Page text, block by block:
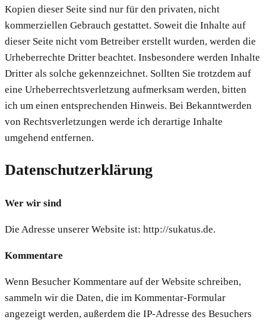
Kopien dieser Seite sind nur für den privaten, nicht
kommerziellen Gebrauch gestattet. Soweit die Inhalte auf
dieser Seite nicht vom Betreiber erstellt wurden, werden die
Urheberrechte Dritter beachtet. Insbesondere werden Inhalte
Dritter als solche gekennzeichnet. Sollten Sie trotzdem auf
eine Urheberrechtsverletzung aufmerksam werden, bitten
ich um einen entsprechenden Hinweis. Bei Bekanntwerden
von Rechtsverletzungen werde ich derartige Inhalte
umgehend entfernen.
Datenschutzerklärung
Wer wir sind
Die Adresse unserer Website ist: http://sukatus.de.
Kommentare
Wenn Besucher Kommentare auf der Website schreiben,
sammeln wir die Daten, die im Kommentar-Formular
angezeigt werden, außerdem die IP-Adresse des Besuchers